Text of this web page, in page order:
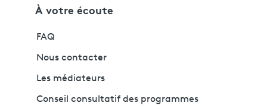
À votre écoute
FAQ
Nous contacter
Les médiateurs
Conseil consultatif des programmes